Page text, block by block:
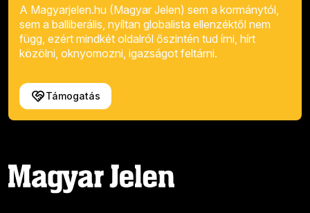
A Magyarjelen.hu (Magyar Jelen) sem a kormánytól,
sem a balliberális, nyíltan globalista ellenzéktől nem
függ, ezért mindkét oldalról őszintén tud írni, hírt
közölni, oknyomozni, igazságot feltárni.
Támogatás